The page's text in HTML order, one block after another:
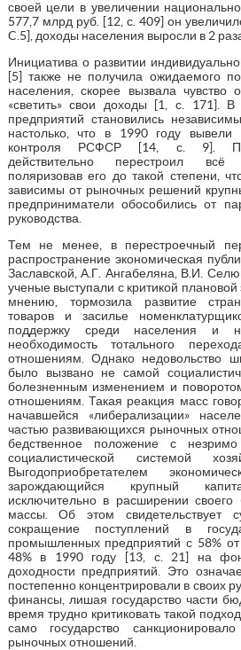
своей цели в увеличении
577,7 млрд руб. [12, с. 409] он
C.5], доходы населения выросли в 2
Инициатива о развитии
[5] также не получила ожидаемого
населения, скорее вызвала чувство
«светить» свои доходы [1, с. 171].
предприятий становились
настолько, что в 1990 году вывели
контроля РСФСР [14, с. 9].
действительно перестроил всё
поляризовав его до такой степени,
зависимы от рыночных решений
предприниматели обособились от
руководства.
Тем не менее, в перестроечный
распространение экономическая
Заславской, А.Г. Ангабеляна, В.И.
ученые выступали с критикой
мнению, тормозила развитие
товаров и засилье
поддержку среди населения и
необходимость тотального
отношениям. Однако недовольство
было вызвано не самой
болезненным изменением и
отношениям. Такая реакция масс
начавшейся «либерализации»
частью развивающихся рыночных
бедственное положение с
социалистической системой
Выгодоприобретателем
зарождающийся крупный
исключительно в расширении
массы. Об этом свидетельствует
сокращение поступлений в
промышленных предприятий с 58%
48% в 1990 году [13, с. 21] на
доходности предприятий. Это
постепенно концентрировали в своих
финансы, лишая государство части
время трудно критиковать такой
само государство
рыночных отношений.